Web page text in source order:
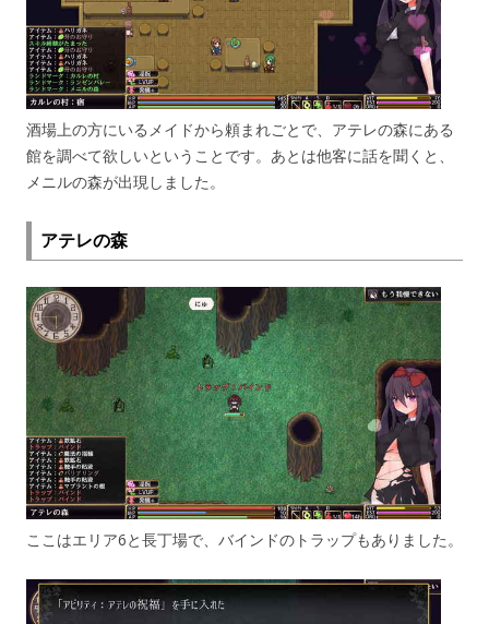
酒場上の方にいるメイドから頼まれごとで、アテレの森にある
館を調べて欲しいということです。あとは他客に話を聞くと、
メニルの森が出現しました。
アテレの森
ここはエリア6と長丁場で、バインドのトラップもありました。